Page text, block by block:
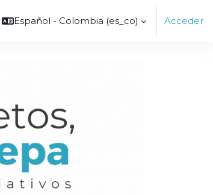
Español - Colombia ‎(es_co)‎ Acceder